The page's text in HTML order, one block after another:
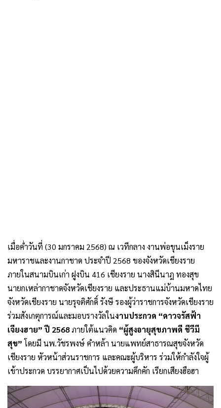
เมื่อค่ำวันที่ (30 มกราคม 2568) ณ เวทีกลาง งานพ่อขุนเม็งราย
มหาราชและงานกาชาด ประจำปี 2568 ของจังหวัดเชียงราย
ภายในสนามบินเก่า ฝูงบิน 416 เชียงราย นางสินีนาฎ ทองสุข
นายกเหล่ากาชาดจังหวัดเชียงราย และประธานแม่บ้านมหาดไทย
จังหวัดเชียงราย นายรุจติศักดิ์ รังษี รองผู้ว่าราชการจังหวัดเชียงราย
ร่วมสังเกตุการณ์และมอบรางวัลในงานประกวด “ดาวจรัสฟ้า
เจียงฮาย” ปี 2568ภายใต้แนวคิด “ผู้สูงอายุสุขภาพดี ชีวีมี
สุข”โดยมี นพ.วัชรพงษ์ คำหล้า นายแพทย์สาธารณสุขจังหวัด
เชียงราย หัวหน้าส่วนราชการ และคณะผู้บริหาร ร่วมให้กำลังใจผู้
เข้าประกวด บรรยากาศเป็นไปด้วยความคึกคัก เรียกเสียงฮือฮา